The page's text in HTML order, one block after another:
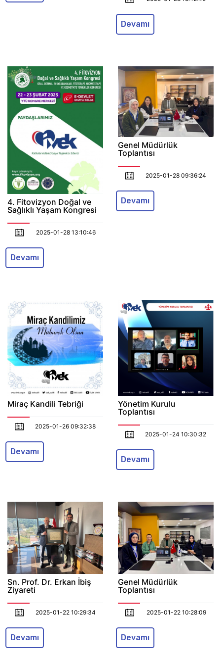
Devamı
4. Fitovizyon Doğal ve
Sağlıklı Yaşam Kongresi
2025-01-28 13:10:46
Devamı
Genel Müdürlük
Toplantısı
2025-01-28 09:36:24
Devamı
Miraç Kandili Tebriği
2025-01-26 09:32:38
Devamı
Yönetim Kurulu
Toplantısı
2025-01-24 10:30:32
Devamı
Sn. Prof. Dr. Erkan İbiş
Ziyareti
2025-01-22 10:29:34
Devamı
Genel Müdürlük
Toplantısı
2025-01-22 10:28:09
Devamı